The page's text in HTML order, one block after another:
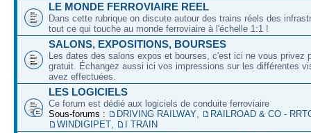
LE MONDE FERROVIAIRE REEL
Dans cette rubrique on discute autour des trains réels des
tout ce qui touche au monde ferroviaire à l'échelle 1:1 !
SALONS, EXPOSITIONS, BOURSES
Les dates des salons expos et bourses, c'est ici ne vous privez
gratuit. Échangez aussi ici vos impressions sur les différentes
avez effectuées.
LES LOGICIELS
Ce forum est dédié aux logiciels de conduite ferroviaire
Sous-forums :
DRIVING RAILWAY,
RAILROAD & CO -
WINDIGIPET, I TRAIN